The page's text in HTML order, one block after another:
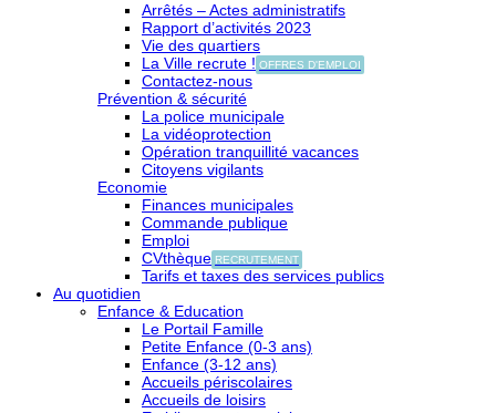
Arrêtés – Actes administratifs
Rapport d’activités 2023
Vie des quartiers
La Ville recrute ! OFFRES D'EMPLOI
Contactez-nous
Prévention & sécurité
La police municipale
La vidéoprotection
Opération tranquillité vacances
Citoyens vigilants
Economie
Finances municipales
Commande publique
Emploi
CVthèque RECRUTEMENT
Tarifs et taxes des services publics
Au quotidien
Enfance & Education
Le Portail Famille
Petite Enfance (0-3 ans)
Enfance (3-12 ans)
Accueils périscolaires
Accueils de loisirs